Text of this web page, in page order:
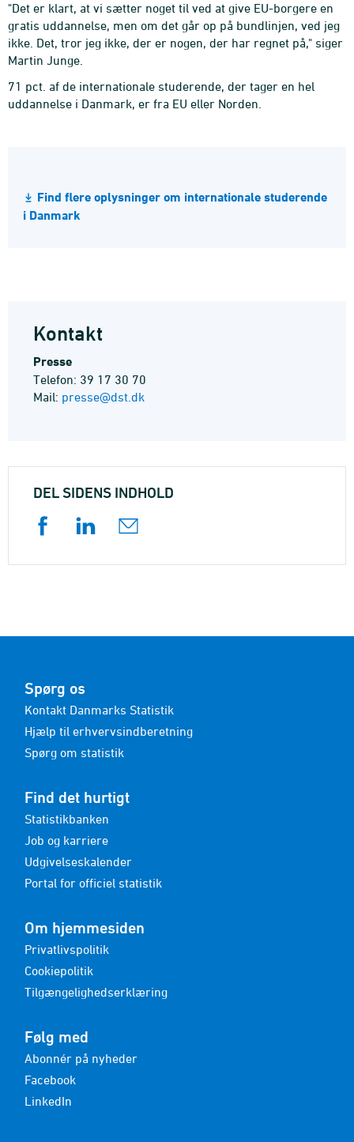
"Det er klart, at vi sætter noget til ved at give EU-borgere en
gratis uddannelse, men om det går op på bundlinjen, ved jeg
ikke. Det, tror jeg ikke, der er nogen, der har regnet på," siger
Martin Junge.
71 pct. af de internationale studerende, der tager en hel
uddannelse i Danmark, er fra EU eller Norden.
Find flere oplysninger om internationale studerende
i Danmark
Kontakt
Presse
Telefon: 39 17 30 70
Mail: presse@dst.dk
DEL SIDENS INDHOLD
Spørg os
Kontakt Danmarks Statistik
Hjælp til erhvervsindberetning
Spørg om statistik
Find det hurtigt
Statistikbanken
Job og karriere
Udgivelseskalender
Portal for officiel statistik
Om hjemmesiden
Privatlivspolitik
Cookiepolitik
Tilgængelighedserklæring
Følg med
Abonnér på nyheder
Facebook
LinkedIn